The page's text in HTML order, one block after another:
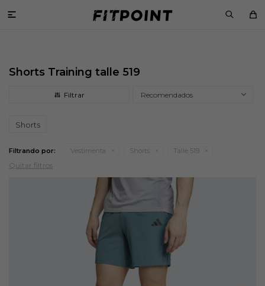

Shorts Training talle 519
Recomendados
Shorts
Filtrando por: Vestimenta Shorts Talle 519
Quitar filtros